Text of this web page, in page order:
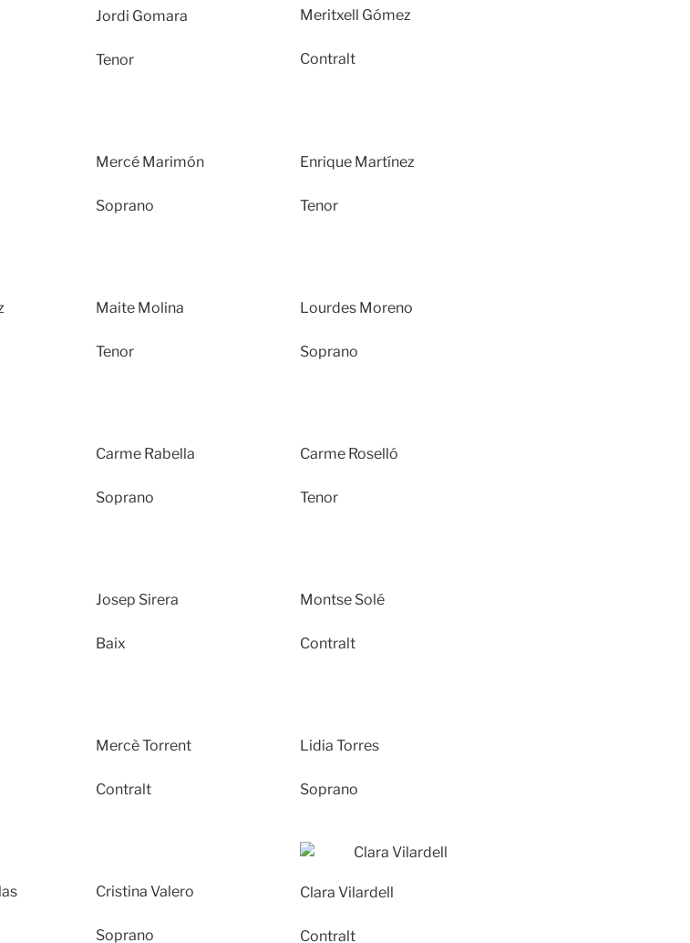
Jordi Gomara
Tenor
Meritxell Gómez
Contralt
Mercé Marimón
Soprano
Enrique Martínez
Tenor
Maite Molina
Tenor
Lourdes Moreno
Soprano
Carme Rabella
Soprano
Carme Roselló
Tenor
Josep Sirera
Baix
Montse Solé
Contralt
Mercè Torrent
Contralt
Lidia Torres
Soprano
Cristina Valero
Soprano
Clara Vilardell
Contralt